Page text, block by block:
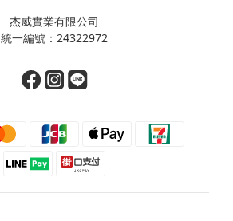
杰威實業有限公司
統一編號：24322972